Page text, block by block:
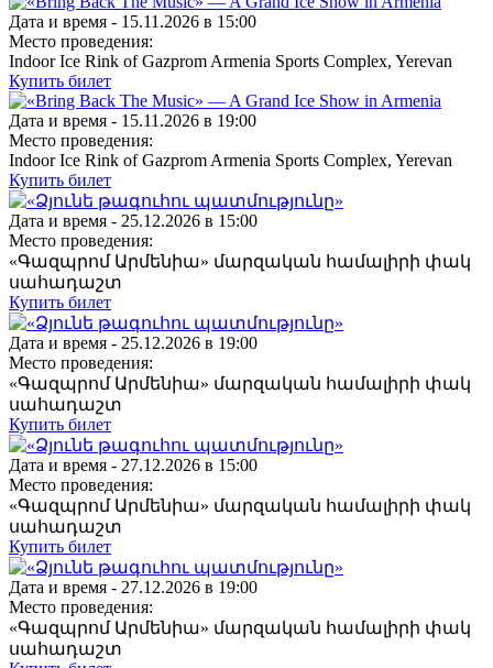
Дата и время - 15.11.2026 в 15:00
Место проведения:
Indoor Ice Rink of Gazprom Armenia Sports Complex, Yerevan
Купить билет
Дата и время - 15.11.2026 в 19:00
Место проведения:
Indoor Ice Rink of Gazprom Armenia Sports Complex, Yerevan
Купить билет
Дата и время - 25.12.2026 в 15:00
Место проведения:
«Գազպրոմ Արմենիա» մարզական համալիրի փակ
սահադաշտ
Купить билет
Дата и время - 25.12.2026 в 19:00
Место проведения:
«Գազպրոմ Արմենիա» մարզական համալիրի փակ
սահադաշտ
Купить билет
Дата и время - 27.12.2026 в 15:00
Место проведения:
«Գազպրոմ Արմենիա» մարզական համալիրի փակ
սահադաշտ
Купить билет
Дата и время - 27.12.2026 в 19:00
Место проведения:
«Գազպրոմ Արմենիա» մարզական համալիրի փակ
սահադաշտ